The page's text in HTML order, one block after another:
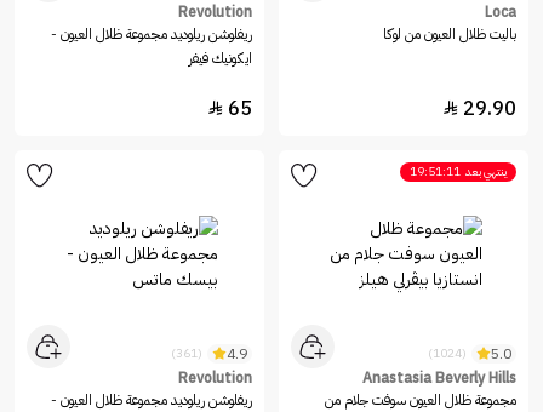
Loca
باليت ظلال العيون من لوكا
29.90

Revolution
ريفلوشن ريلوديد مجموعة ظلال العيون -
ايكونيك فيفر
65

ينتهي بعد 19:51:11
5.0
(1024)
Anastasia Beverly Hills
مجموعة ظلال العيون سوفت جلام من
4.9
(361)
Revolution
ريفلوشن ريلوديد مجموعة ظلال العيون -